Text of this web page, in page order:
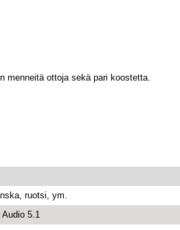
menneitä ottoja sekä pari koostetta.
ruotsi, ym.
Audio 5.1